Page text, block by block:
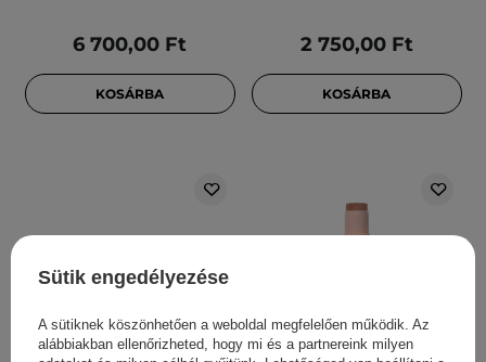
6 700,00 Ft
KOSÁRBA
2 750,00 Ft
KOSÁRBA
Sütik engedélyezése
A sütiknek köszönhetően a weboldal megfelelően működik. Az
alábbiakban ellenőrizheted, hogy mi és a partnereink milyen